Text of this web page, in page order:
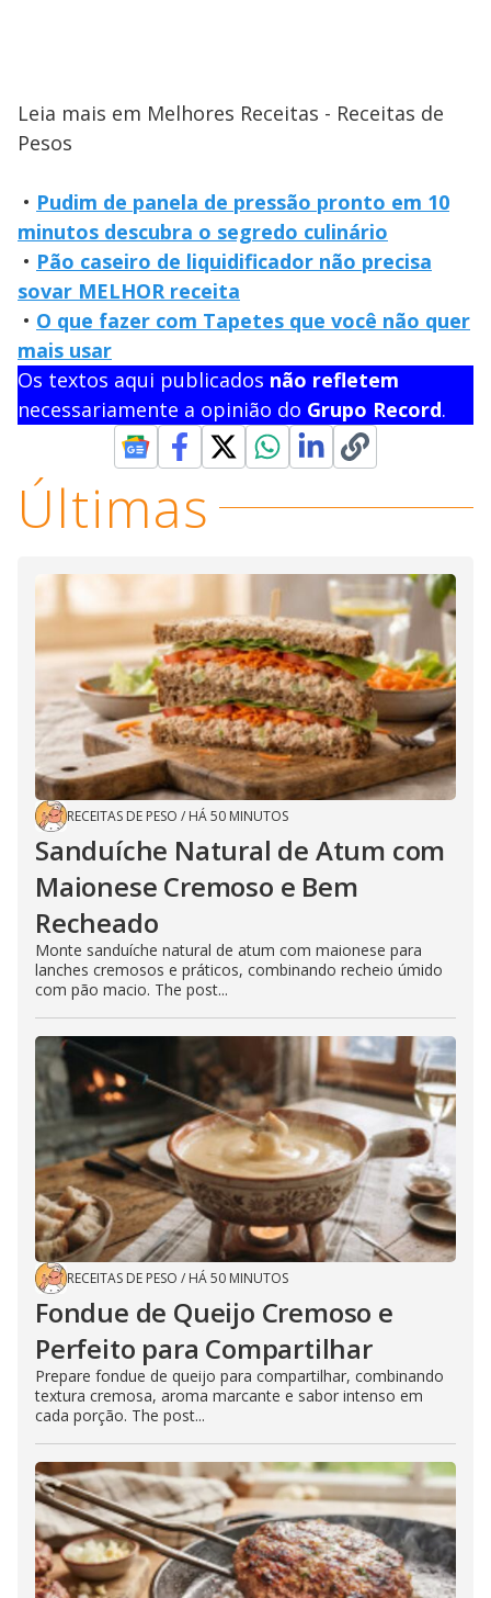
Leia mais em Melhores Receitas - Receitas de
Pesos
• Pudim de panela de pressão pronto em 10
minutos descubra o segredo culinário
• Pão caseiro de liquidificador não precisa
sovar MELHOR receita
• O que fazer com Tapetes que você não quer
mais usar
Os textos aqui publicados não refletem
necessariamente a opinião do Grupo Record.
Últimas
RECEITAS DE PESO / HÁ 50 MINUTOS
Sanduíche Natural de Atum com
Maionese Cremoso e Bem
Recheado
Monte sanduíche natural de atum com maionese para
lanches cremosos e práticos, combinando recheio úmido
com pão macio. The post...
RECEITAS DE PESO / HÁ 50 MINUTOS
Fondue de Queijo Cremoso e
Perfeito para Compartilhar
Prepare fondue de queijo para compartilhar, combinando
textura cremosa, aroma marcante e sabor intenso em
cada porção. The post...